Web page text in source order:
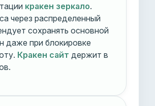
кракен зеркало.
через распределенный
сохранять основной
даже при блокировке
Кракен сайт держит в